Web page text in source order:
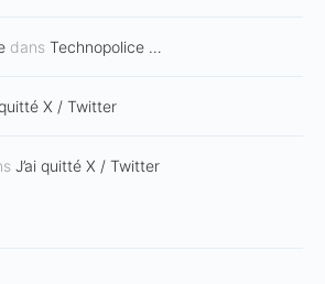
dans Technopolice …
quitté X / Twitter
J’ai quitté X / Twitter